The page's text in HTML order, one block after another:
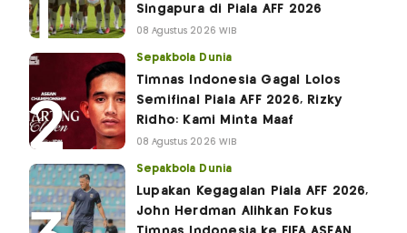
Singapura di Piala AFF 2026
08 Agustus 2026 WIB
Sepakbola Dunia
Timnas Indonesia Gagal Lolos
Semifinal Piala AFF 2026, Rizky
Ridho: Kami Minta Maaf
08 Agustus 2026 WIB
Sepakbola Dunia
Lupakan Kegagalan Piala AFF 2026,
John Herdman Alihkan Fokus